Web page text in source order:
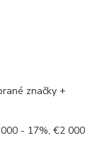
značky +
- 17%, €2 000